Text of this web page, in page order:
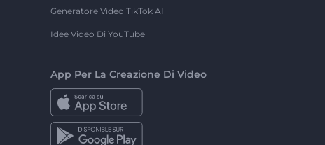
Generatore Video TikTok AI
Idee Video Di YouTube
App Per La Creazione Di Video